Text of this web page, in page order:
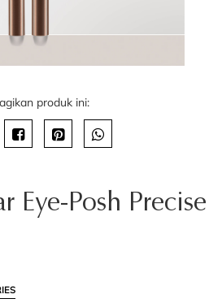
produk ini:
Eye-Posh Precise